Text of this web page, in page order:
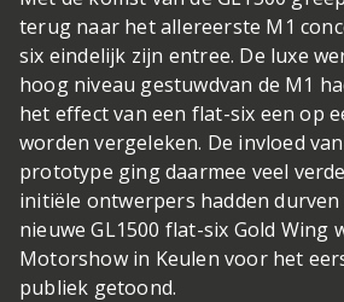
terug naar het allereerste M1
six eindelijk zijn entree. De luxe
hoog niveau gestuwdvan de M1
het effect van een flat-six een op
worden vergeleken. De invloed
prototype ging daarmee veel
initiële ontwerpers hadden durven
nieuwe GL1500 flat-six Gold Wing
Motorshow in Keulen voor het
publiek getoond.